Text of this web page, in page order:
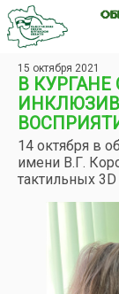
15 октября 2021
В
14 октября в
имени В.Г.
тактильных 3D